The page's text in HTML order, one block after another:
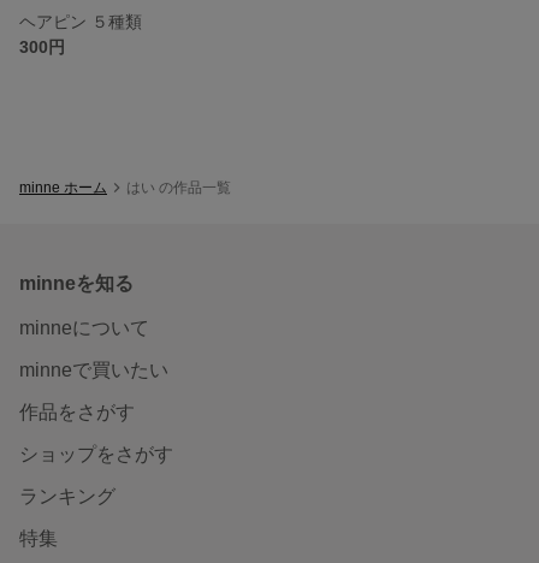
ヘアピン ５種類
300円
minne ホーム はい の作品一覧
minneを知る
minneについて
minneで買いたい
作品をさがす
ショップをさがす
ランキング
特集